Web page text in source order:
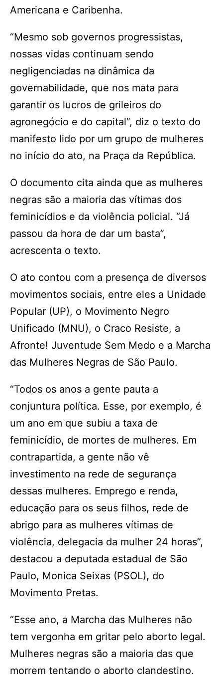
Americana e Caribenha.
“Mesmo sob governos progressistas,
nossas vidas continuam sendo
negligenciadas na dinâmica da
governabilidade, que nos mata para
garantir os lucros de grileiros do
agronegócio e do capital”, diz o texto do
manifesto lido por um grupo de mulheres
no início do ato, na Praça da República.
O documento cita ainda que as mulheres
negras são a maioria das vítimas dos
feminicídios e da violência policial. “Já
passou da hora de dar um basta”,
acrescenta o texto.
O ato contou com a presença de diversos
movimentos sociais, entre eles a Unidade
Popular (UP), o Movimento Negro
Unificado (MNU), o Craco Resiste, a
Afronte! Juventude Sem Medo e a Marcha
das Mulheres Negras de São Paulo.
“Todos os anos a gente pauta a
conjuntura política. Esse, por exemplo, é
um ano em que subiu a taxa de
feminicídio, de mortes de mulheres. Em
contrapartida, a gente não vê
investimento na rede de segurança
dessas mulheres. Emprego e renda,
educação para os seus filhos, rede de
abrigo para as mulheres vítimas de
violência, delegacia da mulher 24 horas”,
destacou a deputada estadual de São
Paulo, Monica Seixas (PSOL), do
Movimento Pretas.
“Esse ano, a Marcha das Mulheres não
tem vergonha em gritar pelo aborto legal.
Mulheres negras são a maioria das que
morrem tentando o aborto clandestino.